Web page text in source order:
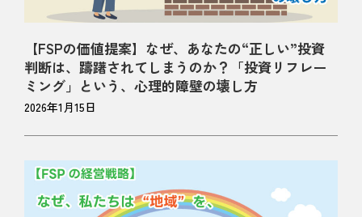
【FSPの価値提案】なぜ、あなたの“正しい”投資
判断は、躊躇されてしまうのか？「投資リフレー
ミング」という、心理的障壁の壊し方
2026年1月15日